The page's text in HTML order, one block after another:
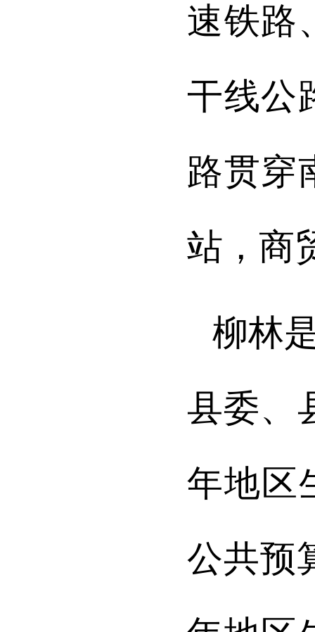
速铁路
干线公
路贯穿
站，商
柳林
县委、
年地区
公共预